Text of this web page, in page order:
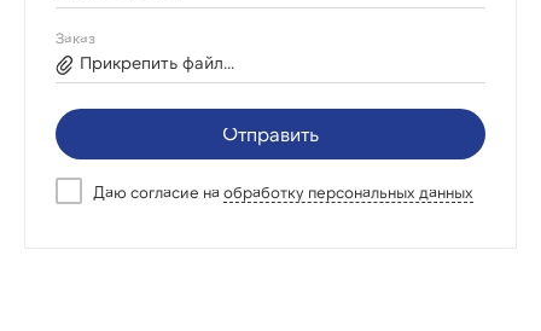
Заказ
Прикрепить файл...
Отправить
Даю согласие на обработку персональных данных